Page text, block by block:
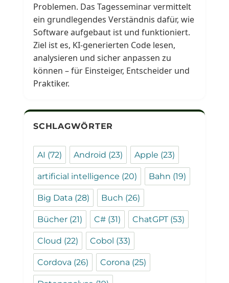
Problemen. Das Tagesseminar vermittelt
ein grundlegendes Verständnis dafür, wie
Software aufgebaut ist und funktioniert.
Ziel ist es, KI-generierten Code lesen,
analysieren und sicher anpassen zu
können – für Einsteiger, Entscheider und
Praktiker.
SCHLAGWÖRTER
AI (72) Android (23) Apple (23)
artificial intelligence (20) Bahn (19)
Big Data (28) Buch (26)
Bücher (21) C# (31) ChatGPT(53)
Cloud (22) Cobol (33)
Cordova (26) Corona (25)